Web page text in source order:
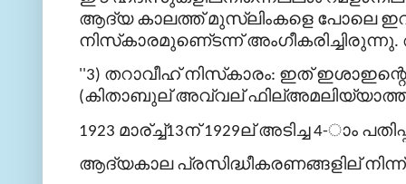
ആദ്യ കാലത്ത് മുസ്ലിംകളെ പോലെ
നിസ്കാരമുണെ്ടന്ന് അംഗീകരിച്ചിരുന്നു.
''3) തറാവീഹ് നിസ്കാരം: ഇത് ഇശാഇന്റെ
(കിതാബുല് അവ്വല് ഫില്
1923 മാര്ച്ച്13ന്1929ല് അടിച്ച4-ാം
ആദ്യകാല പ്രസിദ്ധീകരണങ്ങളില് നിന്ന്